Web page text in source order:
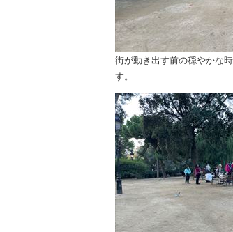
街が動き出す前の穏やかな
す。